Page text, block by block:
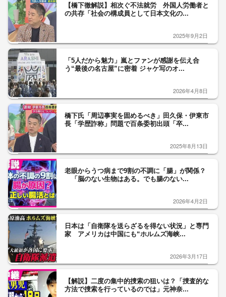
【橋下徹解説】相次ぐ不法就労 外国人労働者と
の共存「社会の構成員として日本文化の...
2025年9月2日
「5人だから魅力」嵐とファンが感謝を伝え合
う“最後の名古屋”に密着 ジャケ写のオ...
2026年4月8日
橋下氏「周辺事実を固めるべき」田久保・伊東市
長「学歴詐称」問題で百条委初出頭「卒...
2025年8月13日
老眼からうつ病まで9割の不調に「腸」が関係？
「脳のない生物はある。でも腸のない...
2026年4月2日
日本は「自衛隊を送らざるを得ない状況」と専門
家 アメリカは中国にも“ホルムズ海峡...
2026年3月17日
【解説】二度の集中的捜索の狙いは？「捜査的な
方法で捜索を行っているのでは」元神奈...